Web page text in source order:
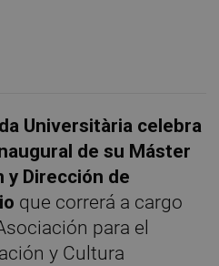
Universitària celebra
de su Máster
y Dirección de
que correrá a cargo
para el
y Cultura